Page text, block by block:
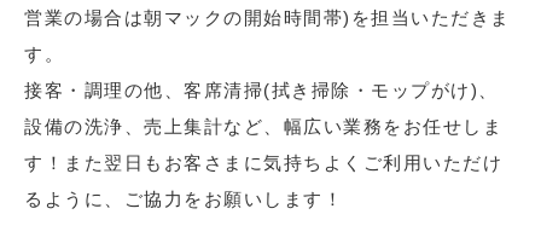
営業の場合は朝マックの開始時間帯)を担当いただきま
す。
接客・調理の他、客席清掃(拭き掃除・モップがけ)、
設備の洗浄、売上集計など、幅広い業務をお任せしま
す！また翌日もお客さまに気持ちよくご利用いただけ
るように、ご協力をお願いします！